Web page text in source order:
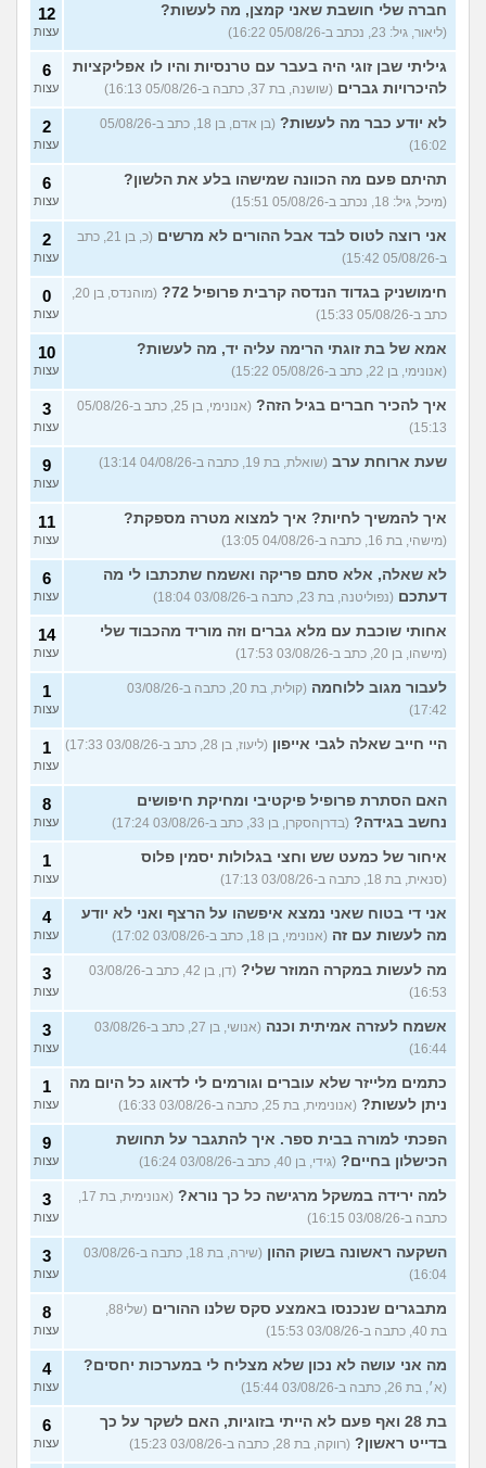
שחוק עד דמעות מעבודה
זמנית: האם לחתום אבטלה
ולהשקיע בהייטק או למצוא
עבודה אחרת?
(סטודנט, בן 22)
3
איך מוצאים עבודה בעיר שלי?
(אסי, בן 38)
5
עצות
האם כדאי עגלות באמריקה/
קוסמטיקה?
(אנגל, בת 22)
3
עצות
מסיימת תואר במדמח ולא
יודעת לאן להמשיך מפה
בת 23)
3
עצות
שאלות על המקצוע של הנהלת
חשבונות (מישהי, בת 30)
5
עצות
איך לשפר את הנושא
התעסוקתי? (אנונימית, בת 27)
4
עצות
איך להבין מה הכיוון שלי?
(אנונימית, בת 21)
4
עצות
עוד שאלות חדשות במדור
חברה שלי חושבת שאני קמצן, מה לעשות?
(ליאור, גיל: 23, נכתב ב-05/08/26 16:22)
12
עצות
גיליתי שבן זוגי היה בעבר עם טרנסיות והיו לו אפליקציות
להיכרויות גברים (שושנה, בת 37, כתבה ב-05/08/26 16:13)
6
עצות
לא יודע כבר מה לעשות?
(בן אדם, בן 18, כתב ב-05/08/26
16:02)
2
עצות
תהיתם פעם מה הכוונה שמישהו בלע את הלשון?
(מיכל, גיל: 18, נכתב ב-05/08/26 15:51)
6
עצות
אני רוצה לטוס לבד אבל ההורים לא מרשים
(כ, בן 21, כתב
ב-05/08/26 15:42)
2
עצות
חימושניק בגדוד הנדסה קרבית פרופיל 72?
(מוהנדס, בן 20,
כתב ב-05/08/26 15:33)
0
עצות
אמא של בת זוגתי הרימה עליה יד, מה לעשות?
(אנונימי, בן 22, כתב ב-05/08/26 15:22)
10
עצות
איך להכיר חברים בגיל הזה?
(אנונימי, בן 25, כתב ב-05/08/26
15:13)
3
עצות
שעת ארוחת ערב (שואלת, בת 19, כתבה ב-04/08/26 13:14) 9
עצות
איך להמשיך לחיות? איך למצוא מטרה מספקת?
(מישהי, בת 16, כתבה ב-04/08/26 13:05)
11
עצות
לא שאלה, אלא סתם פריקה ואשמח שתכתבו לי מה
דעתכם (נפוליטנה, בת 23, כתבה ב-03/08/26 18:04)
6
עצות
אחותי שוכבת עם מלא גברים וזה מוריד מהכבוד שלי
(מישהו, בן 20, כתב ב-03/08/26 17:53)
14
עצות
לעבור מגוב ללוחמה
(קולית, בת 20, כתבה ב-03/08/26
17:42)
1
עצות
היי חייב שאלה לגבי אייפון (ליעוז, בן 28, כתב ב-03/08/26 17:33) 1
עצות
האם הסתרת פרופיל פיקטיבי ומחיקת חיפושים
נחשב בגידה? (בדרןהסקרן, בן 33, כתב ב-03/08/26 17:24)
8
עצות
איחור של כמעט שש וחצי בגלולות יסמין פלוס
(סנאית, בת 18, כתבה ב-03/08/26 17:13)
1
עצות
אני די בטוח שאני נמצא איפשהו על הרצף ואני לא יודע
מה לעשות עם זה (אנונימי, בן 18, כתב ב-03/08/26 17:02)
4
עצות
מה לעשות במקרה המוזר שלי?
(דן, בן 42, כתב ב-03/08/26
16:53)
3
עצות
אשמח לעזרה אמיתית וכנה
(אנושי, בן 27, כתב ב-03/08/26
16:44)
3
עצות
כתמים מלייזר שלא עוברים וגורמים לי לדאוג כל היום מה
ניתן לעשות? (אנונימית, בת 25, כתבה ב-03/08/26 16:33)
1
עצות
הפכתי למורה בבית ספר. איך להתגבר על תחושת
הכישלון בחיים? (גידי, בן 40, כתב ב-03/08/26 16:24)
9
עצות
למה ירידה במשקל מרגישה כל כך נורא?
(אנונימית, בת 17,
כתבה ב-03/08/26 16:15)
3
עצות
השקעה ראשונה בשוק ההון
(שירה, בת 18, כתבה ב-03/08/26
16:04)
3
עצות
מתבגרים שנכנסו באמצע סקס שלנו ההורים
(שלי88,
בת 40, כתבה ב-03/08/26 15:53)
8
עצות
מה אני עושה לא נכון שלא מצליח לי במערכות יחסים?
(א׳, בת 26, כתבה ב-03/08/26 15:44)
4
עצות
בת 28 ואף פעם לא הייתי בזוגיות, האם לשקר על כך
בדייט ראשון? (רווקה, בת 28, כתבה ב-03/08/26 15:23)
6
עצות